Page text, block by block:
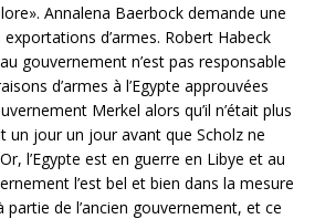
Annalena Baerbock demande une
d’armes. Robert Habeck
gouvernement n’est pas responsable
d’armes à l’Egypte approuvées
Merkel alors qu’il n’était plus
un jour un jour avant que Scholz ne
l’Egypte est en guerre en Libye et au
l’est bel et bien dans la mesure
de l’ancien gouvernement, et ce